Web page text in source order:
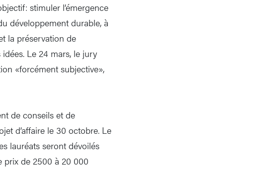
stimuler l’émergence
développement durable, à
la préservation de
Le 24 mars, le jury
«forcément subjective»,
de conseils et de
d’affaire le 30 octobre. Le
lauréats seront dévoilés
prix de 2500 à 20 000